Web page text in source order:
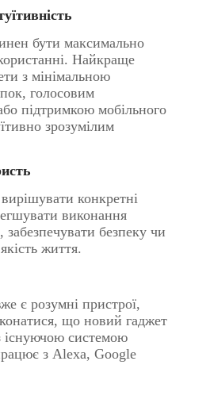
бути максимально
Найкраще
з мінімальною
голосовим
підтримкою мобільного
зрозумілим
конкретні
виконання
безпеку чи
життя.
є розумні пристрої,
що новий гаджет
існуючою системою
з Alexa, Google